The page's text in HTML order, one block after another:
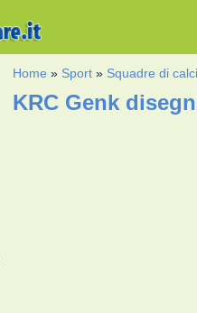
Home » Sport » Squadre di
KRC Genk